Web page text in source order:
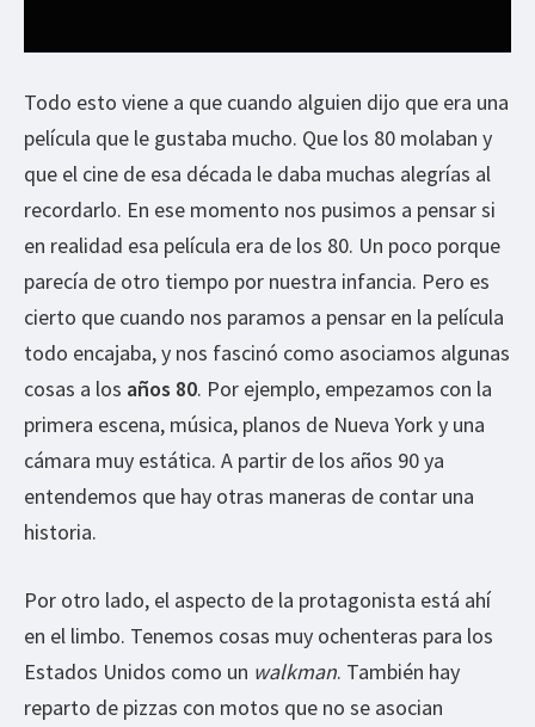
Todo esto viene a que cuando alguien dijo que era una
película que le gustaba mucho. Que los 80 molaban y
que el cine de esa década le daba muchas alegrías al
recordarlo. En ese momento nos pusimos a pensar si
en realidad esa película era de los 80. Un poco porque
parecía de otro tiempo por nuestra infancia. Pero es
cierto que cuando nos paramos a pensar en la película
todo encajaba, y nos fascinó como asociamos algunas
cosas a los años 80. Por ejemplo, empezamos con la
primera escena, música, planos de Nueva York y una
cámara muy estática. A partir de los años 90 ya
entendemos que hay otras maneras de contar una
historia.
Por otro lado, el aspecto de la protagonista está ahí
en el limbo. Tenemos cosas muy ochenteras para los
Estados Unidos como un walkman. También hay
reparto de pizzas con motos que no se asocian